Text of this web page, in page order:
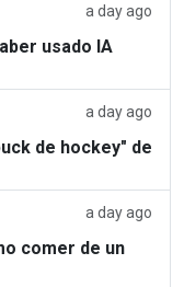
a day ago
usado IA
a day ago
de hockey" de
a day ago
comer de un